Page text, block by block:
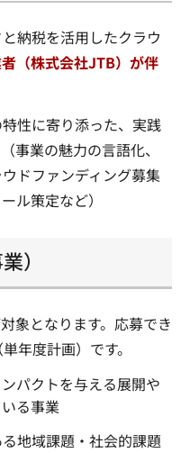
納税を活用したクラウ
（株式会社JTB）が伴
性に寄り添った、実践
事業の魅力の言語化、
ドファンディング募集
ル策定など）
）
象となります。応募でき
年度計画）です。
パクトを与える展開や
る事業
地域課題・社会的課題